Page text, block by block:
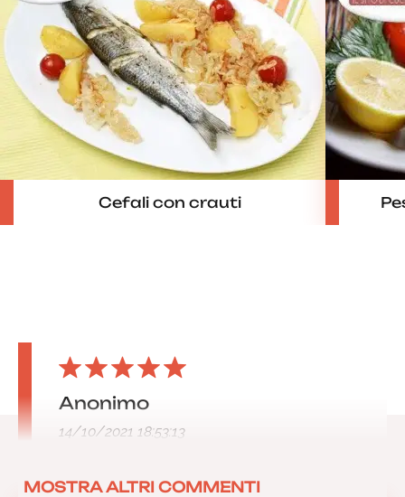
Cefali con crauti
Anonimo
14/10/2021 18:53:13
MOSTRA ALTRI COMMENTI